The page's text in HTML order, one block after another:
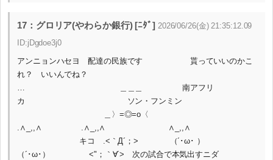
17：グロリア(やわらか銀行) [ﾆﾀﾞ] 2026/06/26(金) 21:35:12.09
ID:jDgdoe3j0
アンニョンハセヨ 配達の民族です 貰っていいのかこ
れ？ いいんでね？
… ＿＿＿ 南アフリ
カ ソン・フンミン
＿〉=◎=o〈
.∧_,,∧ .∧_,,∧ ∧_,,∧
キコ .<｀Д´；> （´･ω･ ）
（´･ω･） <"；｀∀´> 次の試合で本気出すニダ